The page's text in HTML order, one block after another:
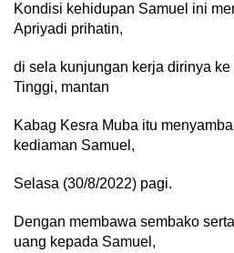
Kondisi kehidupan Samuel ini
Apriyadi prihatin,
di sela kunjungan kerja dirinya
Tinggi, mantan
Kabag Kesra Muba itu
kediaman Samuel,
Selasa (30/8/2022) pagi.
Dengan membawa sembako
uang kepada Samuel,